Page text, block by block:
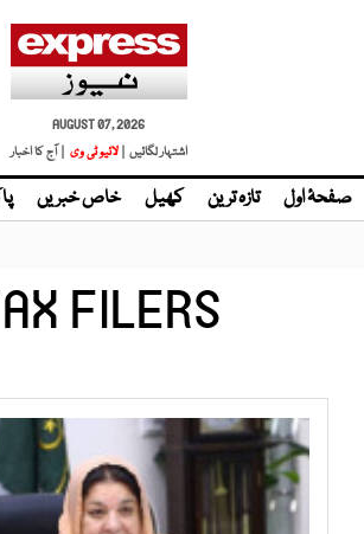
AUGUST 07, 2026
اشتہار لگائیں | لائیو ٹی وی | آج کا اخبار
صفحۂ اول تازہ ترین کھیل خاص خبریں
FILERS